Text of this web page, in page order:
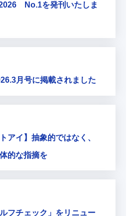
No.1を発刊いたしま
月号に掲載されました
アイ】抽象的ではなく、
的な指摘を
フチェック」をリニュー